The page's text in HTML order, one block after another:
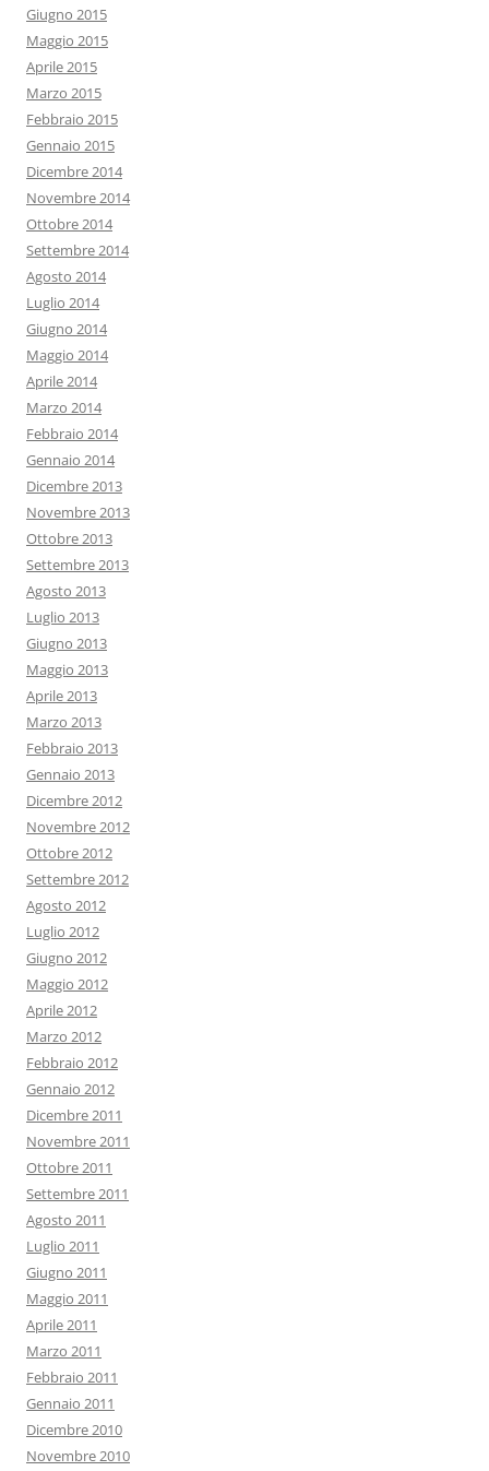
Giugno 2015
Maggio 2015
Aprile 2015
Marzo 2015
Febbraio 2015
Gennaio 2015
Dicembre 2014
Novembre 2014
Ottobre 2014
Settembre 2014
Agosto 2014
Luglio 2014
Giugno 2014
Maggio 2014
Aprile 2014
Marzo 2014
Febbraio 2014
Gennaio 2014
Dicembre 2013
Novembre 2013
Ottobre 2013
Settembre 2013
Agosto 2013
Luglio 2013
Giugno 2013
Maggio 2013
Aprile 2013
Marzo 2013
Febbraio 2013
Gennaio 2013
Dicembre 2012
Novembre 2012
Ottobre 2012
Settembre 2012
Agosto 2012
Luglio 2012
Giugno 2012
Maggio 2012
Aprile 2012
Marzo 2012
Febbraio 2012
Gennaio 2012
Dicembre 2011
Novembre 2011
Ottobre 2011
Settembre 2011
Agosto 2011
Luglio 2011
Giugno 2011
Maggio 2011
Aprile 2011
Marzo 2011
Febbraio 2011
Gennaio 2011
Dicembre 2010
Novembre 2010